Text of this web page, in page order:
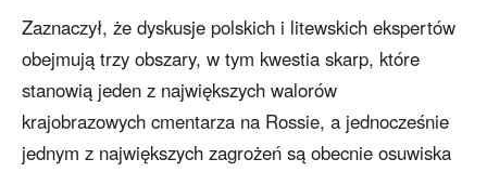
Zaznaczył, że dyskusje polskich i litewskich ekspertów
obejmują trzy obszary, w tym kwestia skarp, które
stanowią jeden z największych walorów
krajobrazowych cmentarza na Rossie, a jednocześnie
jednym z największych zagrożeń są obecnie osuwiska